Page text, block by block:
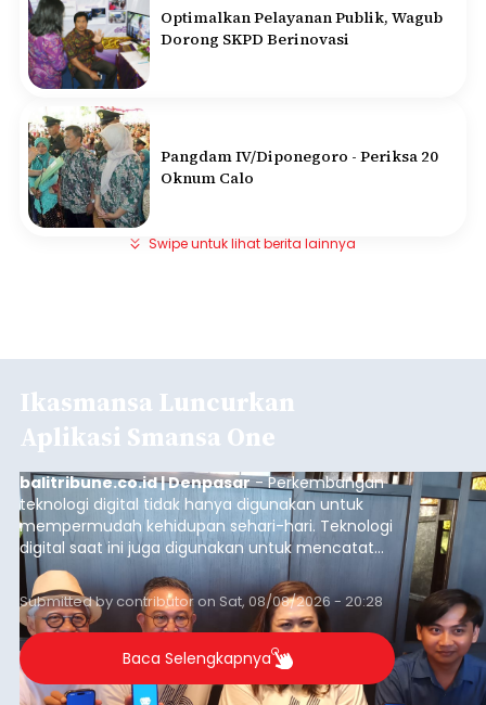
Optimalkan Pelayanan Publik, Wagub
Dorong SKPD Berinovasi
Pangdam IV/Diponegoro - Periksa 20
Oknum Calo
Swipe untuk lihat berita lainnya
Ikasmansa Luncurkan
Aplikasi Smansa One
balitribune.co.id | Denpasar- Perkembangan
teknologi digital tidak hanya digunakan untuk
mempermudah kehidupan sehari-hari. Teknologi
digital saat ini juga digunakan untuk mencatat
dan mengelola data base alumni dari suatu
sekolah, salah satunya adalah alumni SMA 1
Denpasar.
Submitted bycontributoron Sat, 08/08/2026 - 20:28
Baca Selengkapnya